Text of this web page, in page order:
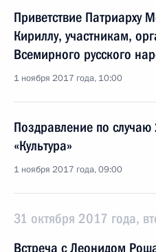
Приветствие Патриарху
Кириллу, участникам,
Всемирного русского
1 ноября 2017 года, 10:00
Поздравление по случаю
«Культура»
1 ноября 2017 года, 09:00
31 октября 2017 года,
Встреча с Леонидом